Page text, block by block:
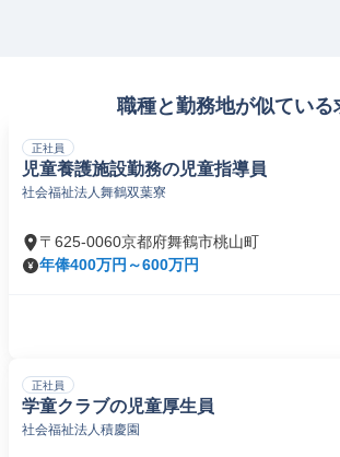
職種と勤務地が似ている
正社員
児童養護施設勤務の児童指導員
社会福祉法人舞鶴双葉寮
〒625-0060京都府舞鶴市桃山町
年俸400万円～600万円
正社員
学童クラブの児童厚生員
社会福祉法人積慶園